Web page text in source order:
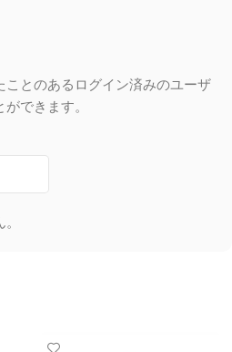
とのあるログイン済みのユーザ
できます。